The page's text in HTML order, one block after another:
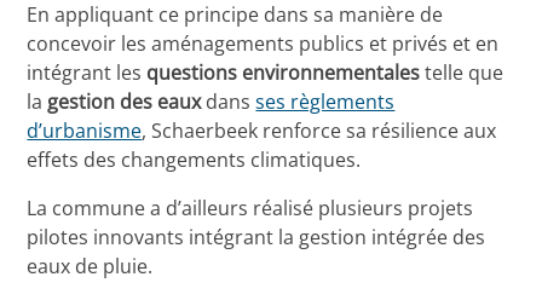
En appliquant ce principe dans sa manière de
concevoir les aménagements publics et privés et en
intégrant les questions environnementalestelle que
la gestion des eauxdansses règlements
d’urbanisme, Schaerbeek renforce sa résilience aux
effets des changements climatiques.
La commune a d’ailleurs réalisé plusieurs projets
pilotes innovants intégrant la gestion intégrée des
eaux de pluie.